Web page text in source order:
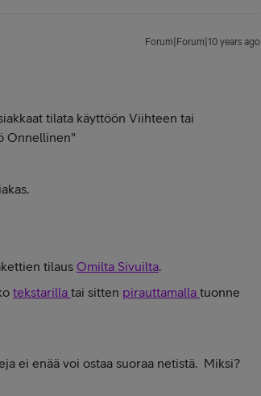
Forum|Forum|10 years ago
tilata käyttöön Viihteen tai
"
tilaus Omilta Sivuilta.
tekstarilla tai sitten pirauttamalla tuonne
ei enää voi ostaa suoraa netistä. Miksi?